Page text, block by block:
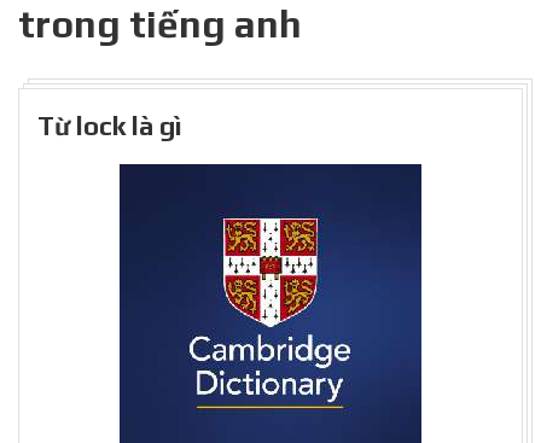
trong tiếng anh
Từ lock là gì